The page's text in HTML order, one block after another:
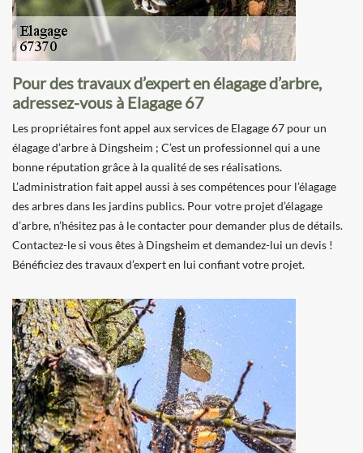
Pour des travaux d’expert en élagage d’arbre,
adressez-vous à Elagage 67
Les propriétaires font appel aux services de Elagage 67 pour un
élagage d’arbre à Dingsheim ; C’est un professionnel qui a une
bonne réputation grâce à la qualité de ses réalisations.
L’administration fait appel aussi à ses compétences pour l’élagage
des arbres dans les jardins publics. Pour votre projet d’élagage
d’arbre, n’hésitez pas à le contacter pour demander plus de détails.
Contactez-le si vous êtes à Dingsheim et demandez-lui un devis !
Bénéficiez des travaux d’expert en lui confiant votre projet.